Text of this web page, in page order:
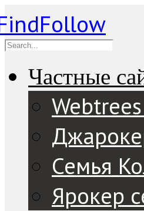
Частные
Семья
Ярокер